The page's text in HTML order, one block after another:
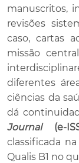
manuscritos,
revisões
caso, cartas
missão
diferentes
ciências da
dá
Journal(e-
classificada
Qualis B1 no